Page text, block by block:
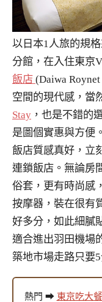
以日本1人旅的規
分館，在入住東京
飯店 (Daiwa
空間的現代感，當
Stay ，也是不錯的
是圖個實惠與方便
飯店質感真好，立
連鎖飯店。無論房
俗套，更有時尚感
按摩器，裝在很有
好多分，如此細膩
適合進出羽田機場
築地市場走路只要5
熱門 ➡ 東京吃大